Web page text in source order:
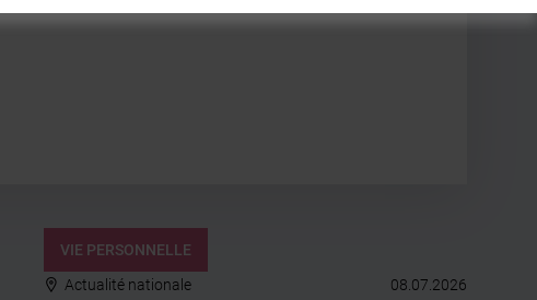
VIE PERSONNELLE
Actualité nationale
08.07.2026